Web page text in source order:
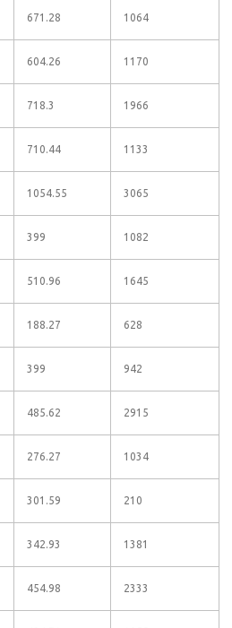
671.28 1064
604.26 1170
718.3 1966
710.44 1133
1054.55 3065
399 1082
510.96 1645
188.27 628
399 942
485.62 2915
276.27 1034
301.59 210
342.93 1381
454.98 2333